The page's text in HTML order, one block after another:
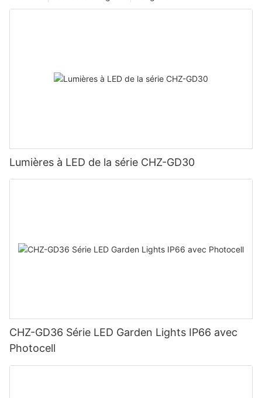
Lumières à LED de la série CHZ-GD30
CHZ-GD36 Série LED Garden Lights IP66 avec
Photocell